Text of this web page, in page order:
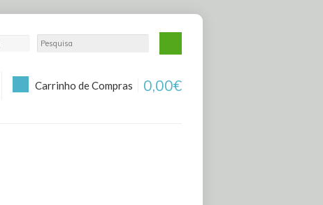
Carrinho de Compras 0,00€